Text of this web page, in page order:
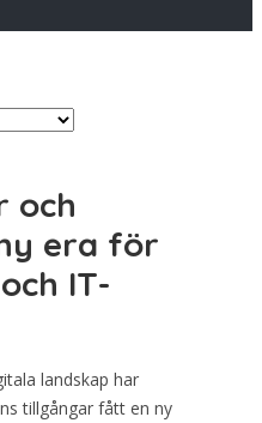
och
era för
IT-
landskap har
tillgångar fått en ny